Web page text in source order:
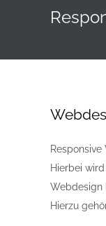
Hierbei
Webdesign
Hierzu